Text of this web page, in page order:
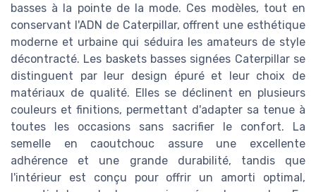
basses à la pointe de la mode. Ces modèles, tout en
conservant l'ADN de Caterpillar, offrent une esthétique
moderne et urbaine qui séduira les amateurs de style
décontracté. Les baskets basses signées Caterpillar se
distinguent par leur design épuré et leur choix de
matériaux de qualité. Elles se déclinent en plusieurs
couleurs et finitions, permettant d'adapter sa tenue à
toutes les occasions sans sacrifier le confort. La
semelle en caoutchouc assure une excellente
adhérence et une grande durabilité, tandis que
l'intérieur est conçu pour offrir un amorti optimal,